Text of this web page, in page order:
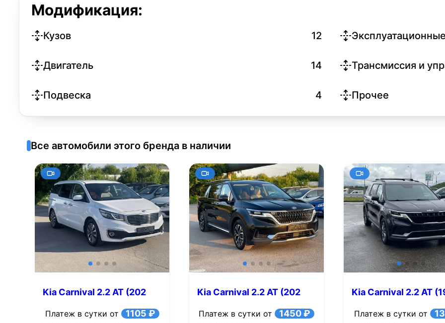
Модификация:
Кузов 12
Двигатель 14 Трансмиссия и
Подвеска 4 Прочее
Все автомобили этого бренда в наличии
Kia Carnival 2.2 AT (202
Платеж в сутки от 1105 ₽
Kia Carnival 2.2 AT (202
Платеж в сутки от 1450 ₽
Kia Carnival 2.2 AT
Платеж в сутки от